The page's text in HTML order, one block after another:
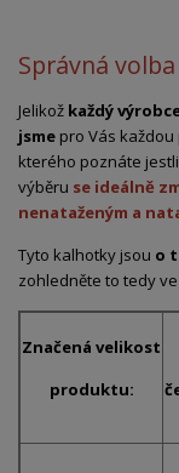
Správná
Jelikož každý
jsme pro Vás
kterého poznáte
výběru se ideálně
nenataženým a
Tyto kalhotky jsou o
zohledněte to tedy
Značená velikost
produktu: